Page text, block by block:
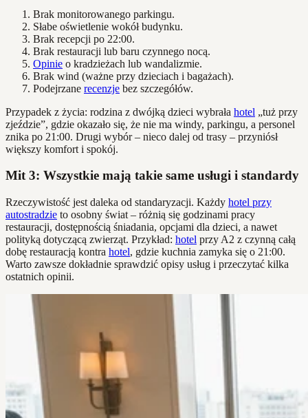
Brak monitorowanego parkingu.
Słabe oświetlenie wokół budynku.
Brak recepcji po 22:00.
Brak restauracji lub baru czynnego nocą.
Opinie o kradzieżach lub wandalizmie.
Brak wind (ważne przy dzieciach i bagażach).
Podejrzane recenzje bez szczegółów.
Przypadek z życia: rodzina z dwójką dzieci wybrała hotel „tuż przy
zjeździe”, gdzie okazało się, że nie ma windy, parkingu, a personel
znika po 21:00. Drugi wybór – nieco dalej od trasy – przyniósł
większy komfort i spokój.
Mit 3: Wszystkie mają takie same usługi i standardy
Rzeczywistość jest daleka od standaryzacji. Każdy hotel przy
autostradzie to osobny świat – różnią się godzinami pracy
restauracji, dostępnością śniadania, opcjami dla dzieci, a nawet
polityką dotyczącą zwierząt. Przykład: hotel przy A2 z czynną całą
dobę restauracją kontra hotel, gdzie kuchnia zamyka się o 21:00.
Warto zawsze dokładnie sprawdzić opisy usług i przeczytać kilka
ostatnich opinii.